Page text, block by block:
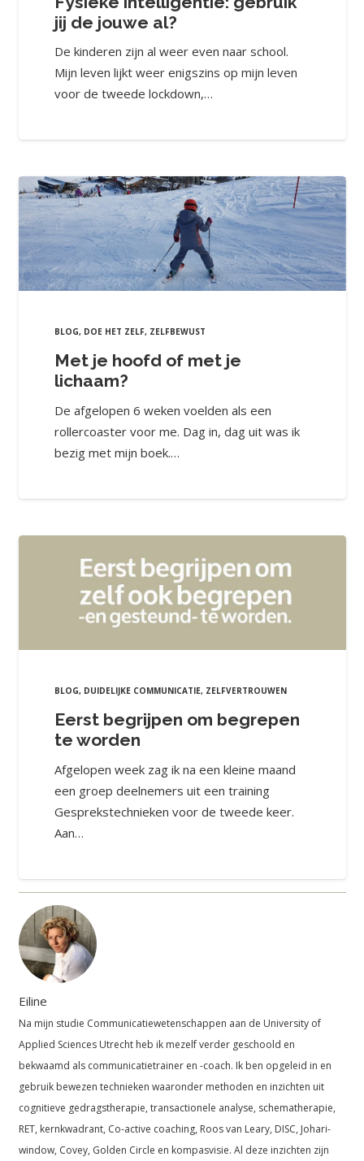
jij de jouwe al?
De kinderen zijn al weer even naar school.
Mijn leven lijkt weer enigszins op mijn leven
voor de tweede lockdown,…
BLOG, DOE HET ZELF, ZELFBEWUST
Met je hoofd of met je
lichaam?
De afgelopen 6 weken voelden als een
rollercoaster voor me. Dag in, dag uit was ik
bezig met mijn boek.…
BLOG, DUIDELIJKE COMMUNICATIE, ZELFVERTROUWEN
Eerst begrijpen om begrepen
te worden
Afgelopen week zag ik na een kleine maand
een groep deelnemers uit een training
Gesprekstechnieken voor de tweede keer.
Aan…
Eiline
Na mijn studie Communicatiewetenschappen aan de University of
Applied Sciences Utrecht heb ik mezelf verder geschoold en
bekwaamd als communicatietrainer en -coach. Ik ben opgeleid in en
gebruik bewezen technieken waaronder methoden en inzichten uit
cognitieve gedragstherapie, transactionele analyse, schematherapie,
RET, kernkwadrant, Co-active coaching, Roos van Leary, DISC, Johari-
window, Covey, Golden Circle en kompasvisie. Al deze inzichten zijn